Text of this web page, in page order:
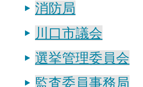
消防局
川口市議会
選挙管理委員会
監査委員事務局